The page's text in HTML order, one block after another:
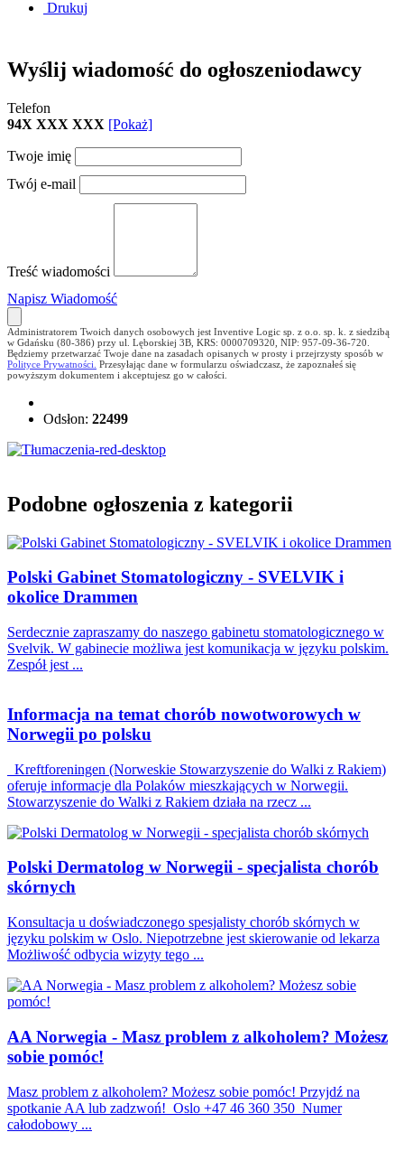
Drukuj
Wyślij wiadomość do ogłoszeniodawcy
Telefon
94X XXX XXX [Pokaż]
Twoje imię
Twój e-mail
Treść wiadomości
Napisz Wiadomość
Administratorem Twoich danych osobowych jest Inventive Logic sp. z o.o. sp. k. z siedzibą
w Gdańsku (80-386) przy ul. Lęborskiej 3B, KRS: 0000709320, NIP: 957-09-36-720.
Będziemy przetwarzać Twoje dane na zasadach opisanych w prosty i przejrzysty sposób w
Polityce Prywatności. Przesyłając dane w formularzu oświadczasz, że zapoznałeś się
powyższym dokumentem i akceptujesz go w całości.
Odsłon: 22499
Podobne ogłoszenia z kategorii
Polski Gabinet Stomatologiczny - SVELVIK i
okolice Drammen
Serdecznie zapraszamy do naszego gabinetu stomatologicznego w
Svelvik. W gabinecie możliwa jest komunikacja w języku polskim.
Zespół jest ...
Informacja na temat chorób nowotworowych w
Norwegii po polsku
Kreftforeningen (Norweskie Stowarzyszenie do Walki z Rakiem)
oferuje informacje dla Polaków mieszkających w Norwegii.
Stowarzyszenie do Walki z Rakiem działa na rzecz ...
Polski Dermatolog w Norwegii - specjalista chorób
skórnych
Konsultacja u doświadczonego spesjalisty chorób skórnych w
języku polskim w Oslo. Niepotrzebne jest skierowanie od lekarza
Możliwość odbycia wizyty tego ...
AA Norwegia - Masz problem z alkoholem? Możesz
sobie pomóc!
Masz problem z alkoholem? Możesz sobie pomóc! Przyjdź na
spotkanie AA lub zadzwoń! Oslo +47 46 360 350 Numer
całodobowy ...